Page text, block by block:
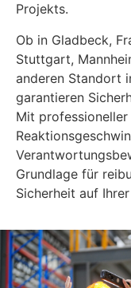
Projekts.
Ob in Gladbeck,
Stuttgart,
anderen Standort
garantieren
Mit
Grundlage für
Sicherheit auf